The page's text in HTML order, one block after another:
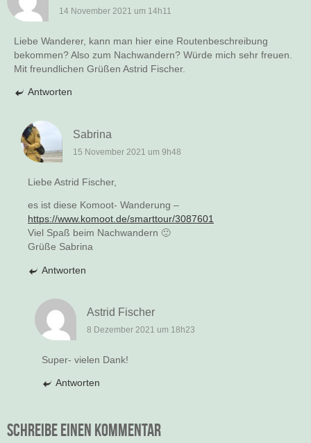
14 November 2021 um 14h11
Liebe Wanderer, kann man hier eine Routenbeschreibung
bekommen? Also zum Nachwandern? Würde mich sehr freuen.
Mit freundlichen Grüßen Astrid Fischer.
Antworten
Sabrina
15 November 2021 um 9h48
Liebe Astrid Fischer,
es ist diese Komoot- Wanderung –
https://www.komoot.de/smarttour/3087601
Viel Spaß beim Nachwandern 🙂
Grüße Sabrina
Antworten
Astrid Fischer
8 Dezember 2021 um 18h23
Super- vielen Dank!
Antworten
Schreibe einen Kommentar